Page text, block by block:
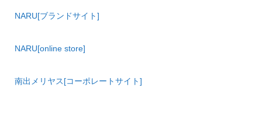
NARU[ブランドサイト]
NARU[online store]
南出メリヤス[コーポレートサイト]